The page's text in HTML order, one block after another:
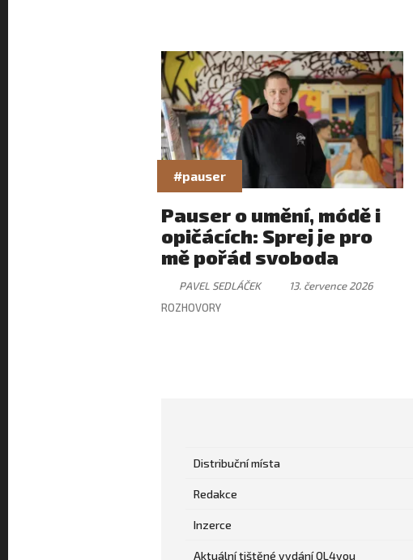
#pauser
Pauser o umění, módě i
opičácích: Sprej je pro
mě pořád svoboda
PAVEL SEDLÁČEK
13. července 2026
ROZHOVORY
Distribuční místa
Redakce
Inzerce
Aktuální tištěné vydání OL4you